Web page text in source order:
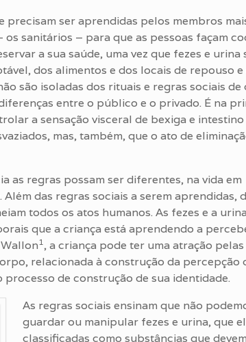
ser aprendidas pelos membros
sanitários – para que as pessoas façam
a sua saúde, uma vez que fezes e urina
dos alimentos e dos locais de repouso e
são isoladas dos rituais e regras sociais de
entre o público e o privado. É na
a sensação visceral de bexiga e intestino
mas, também, que o ato de
as regras possam ser diferentes, na vida em
das regras sociais a serem aprendidas,
todos os atos humanos. As fezes e a
que a criança está aprendendo a
1, a criança pode ter uma atração pelas
relacionada à construção da percepção
de construção de sua identidade.
As regras sociais ensinam que não
guardar ou manipular fezes e urina, que
classificadas como substâncias que